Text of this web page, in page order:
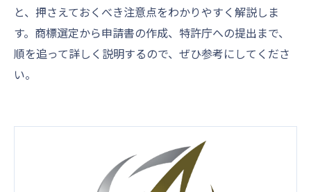
と、押さえておくべき注意点をわかりやすく解説しま
す。商標選定から申請書の作成、特許庁への提出まで、
順を追って詳しく説明するので、ぜひ参考にしてくださ
い。